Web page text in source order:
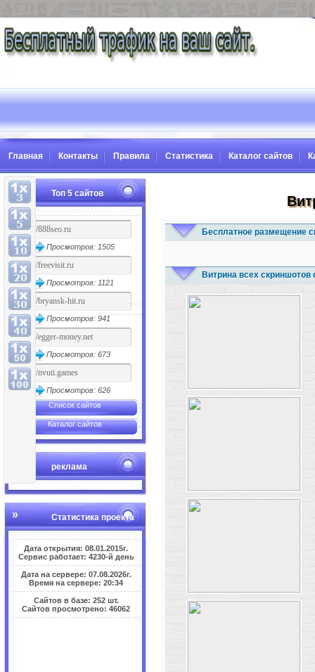
Главная Контакты Правила Статистика Каталог сайтов
Топ 5 сайтов
Просмотров: 1505
Просмотров: 1121
Просмотров: 941
Просмотров: 673
Просмотров: 626
Список сайтов
Каталог сайтов
реклама
Статистика проекта
Дата открытия: 08.01.2015г.
Сервис работает: 4230-й день
Дата на сервере: 07.08.2026г.
Время на сервере: 20:34
Сайтов в базе: 252 шт.
Сайтов просмотрено: 46062
Бесплатное размещение
Витрина всех скриншотов